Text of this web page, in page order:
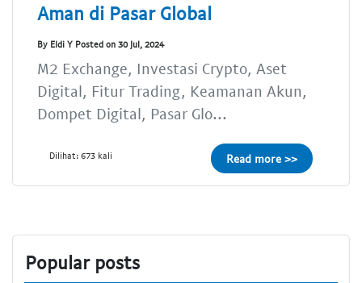
Aman di Pasar Global
By Eldi Y Posted on 30 Jul, 2024
M2 Exchange, Investasi Crypto, Aset
Digital, Fitur Trading, Keamanan Akun,
Dompet Digital, Pasar Glo...
Dilihat: 673 kali Read more >>
Popular posts